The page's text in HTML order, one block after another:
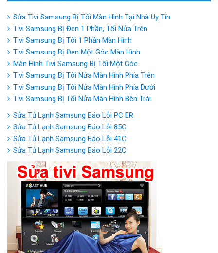
Sửa Tivi Samsung Bị Tối Màn Hình Tại Nhà Uy Tín
Tivi Samsung Bị Đen 1 Phần, Tối Nửa Trên
Tivi Samsung Bị Tối 1 Phần Màn Hình
Tivi Samsung Bị Đen Một Góc Màn Hình
Màn Hình Tivi Samsung Bị Tối Một Góc
Tivi Samsung Bị Tối Nửa Màn Hình Phía Trên
Tivi Samsung Bị Tối Nửa Màn Hình Phía Dưới
Tivi Samsung Bị Tối Nửa Màn Hình Bên Trái
Sửa Tủ Lạnh Samsung Báo Lỗi PC ER
Sửa Tủ Lạnh Samsung Báo Lỗi 85C
Sửa Tủ Lạnh Samsung Báo Lỗi 41C
Sửa Tủ Lạnh Samsung Báo Lỗi 22C